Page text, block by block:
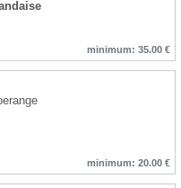
minimum: 35.00 €
minimum: 20.00 €